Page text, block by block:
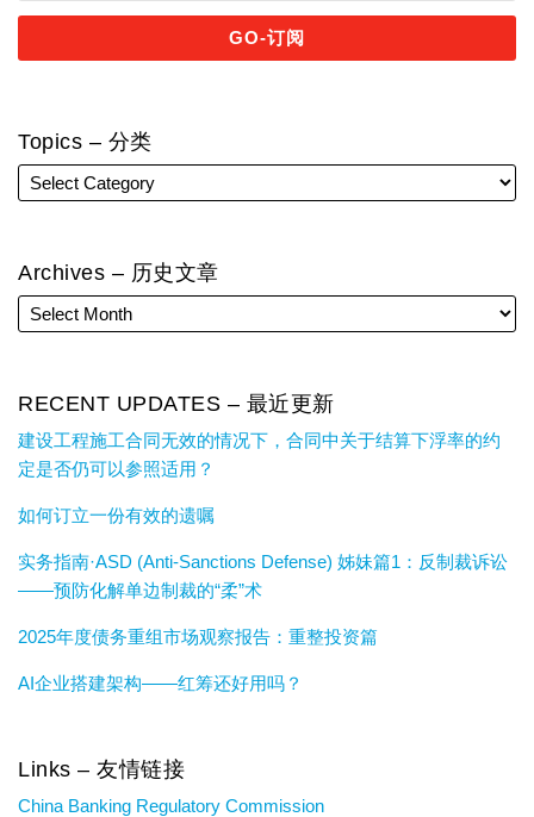
Topics – 分类
Archives – 历史文章
RECENT UPDATES – 最近更新
建设工程施工合同无效的情况下，合同中关于结算下浮率的约
定是否仍可以参照适用？
如何订立一份有效的遗嘱
实务指南·ASD (Anti-Sanctions Defense) 姊妹篇1：反制裁诉讼
——预防化解单边制裁的“柔”术
2025年度债务重组市场观察报告：重整投资篇
AI企业搭建架构——红筹还好用吗？
Links – 友情链接
China Banking Regulatory Commission